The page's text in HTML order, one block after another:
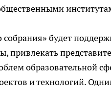
собрания» будет
привлекать
образовательной
и технологий.